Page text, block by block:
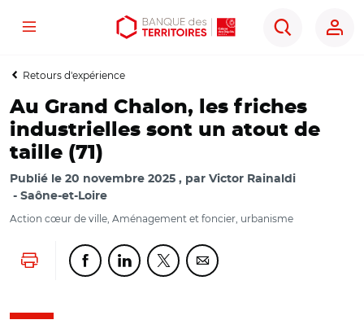
Aller
contenu
Aller
menu
Ouvrir
outils
Menu
Rechercher
Retours d'expérience
Au Grand Chalon, les friches
industrielles sont un atout de
taille (71)
Publié le 20 novembre 2025 par Victor Rainaldi
Saône-et-Loire
Action cœur de ville, Aménagement et foncier, urbanisme
Lancer l'impressionPartager cette page sur Facebook
Partager cette page sur Linkedin
Partager cette page sur Twitter
Partager cette page sur